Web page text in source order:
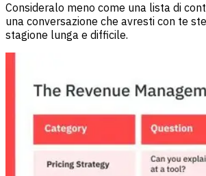
Consideralo meno come una lista di
una conversazione che avresti con te
stagione lunga e difficile.